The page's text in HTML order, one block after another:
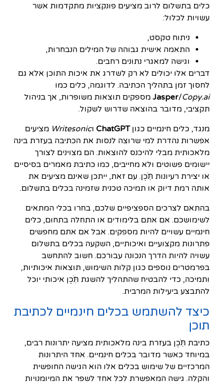
כלים בתשלום לרוב מציעים פונקציות מתקדמות אשר
עשויות לכלול:
ניתוח טקסט,
התאמה אישית גבוהה של המילים הנבחרות,
וגישה למאגרי נתונים רחבים.
דברים אלו יכולים לא רק לשדרג את איכות התוכן אלא גם
לחסוך זמן בתהליך הכתיבה. לדוגמה, כלים כמו
Jasper/Copy.ai
מספקים תוצאות משופרות, אך בניהול
תקציבי, מדובר בהוצאה שדרוש לשקול.
מנגד, כלים חינמיים כגוןChatGPT וWritesonic מציעים
אפשרות נהדרת למי שרוצה לנסות את הכתיבה בעזרת בינה
מלאכותית מבלי להיכנס להוצאות. הם מצוינים לצורך
יישומים פשוטים ולא מחייבים, כמו כתיבת מאמרים בסיסיים
או יצירת רעיונות תֹּֽכֶן. עם זאת, ייתכן שאינם מציעים את
אותה רמת דיוק או תמיכה טכנית שזמינה בכלים בתשלום.
בהתאם לצרכים הספציפיים שלכם, בחרו בכלי המתאים
לשימושכם. אם אתם בלימודים או התחלה בתחום, כלים
חינמיים עשויים להיות מספקים. אבל אם אתם מחפשים
פתרונות מקצועיים ואיכותיים, השקעה בכלים בתשלום
עשויה להיות הדרך הנכונה עבורכם. חשוב להתחשב
בפרמטרים נוספים כגון קלות השימוש, תוצאות איכותיות,
ותמיכה, כדי להבטיח שהתהליך להשגת תֹּֽכֶן איכותי יוכל
להתבצע ביעילות המרבית.
כיצד להשתמש בכלים חינמיים לכתיבת
תוכן
כתיבת תֹּֽכֶן בעזרת בינה מלאכותית מציעה יתרונות רבים,
במיוחד כאשר מדובר בכלים חינמיים. אחד היתרונות
המרכזיים של שימוש בכלים אלו הוא הגישה החופשית
והקלה. גישה המאפשרת לכל אחד לשפר את המיומנויות